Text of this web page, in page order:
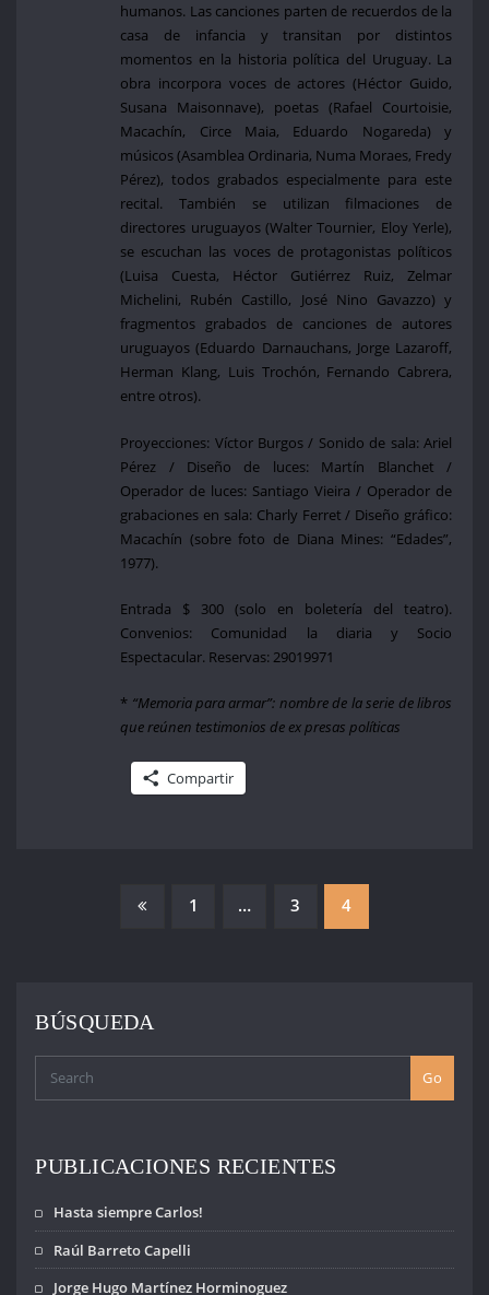
humanos. Las canciones parten de recuerdos de la
casa de infancia y transitan por distintos
momentos en la historia política del Uruguay. La
obra incorpora voces de actores (Héctor Guido,
Susana Maisonnave), poetas (Rafael Courtoisie,
Macachín, Circe Maia, Eduardo Nogareda) y
músicos (Asamblea Ordinaria, Numa Moraes, Fredy
Pérez), todos grabados especialmente para este
recital. También se utilizan filmaciones de
directores uruguayos (Walter Tournier, Eloy Yerle),
se escuchan las voces de protagonistas políticos
(Luisa Cuesta, Héctor Gutiérrez Ruiz, Zelmar
Michelini, Rubén Castillo, José Nino Gavazzo) y
fragmentos grabados de canciones de autores
uruguayos (Eduardo Darnauchans, Jorge Lazaroff,
Herman Klang, Luis Trochón, Fernando Cabrera,
entre otros).
Proyecciones: Víctor Burgos / Sonido de sala: Ariel
Pérez / Diseño de luces: Martín Blanchet /
Operador de luces: Santiago Vieira / Operador de
grabaciones en sala: Charly Ferret / Diseño gráfico:
Macachín (sobre foto de Diana Mines: “Edades”,
1977).
Entrada $ 300 (solo en boletería del teatro).
Convenios: Comunidad la diaria y Socio
Espectacular. Reservas: 29019971
* “Memoria para armar”: nombre de la serie de libros
que reúnen testimonios de ex presas políticas
Compartir
PAGINACIÓN
ENTRADAS
1 … 3 4
BÚSQUEDA
Go
PUBLICACIONES RECIENTES
Hasta siempre Carlos!
Raúl Barreto Capelli
Jorge Hugo Martínez Horminoguez